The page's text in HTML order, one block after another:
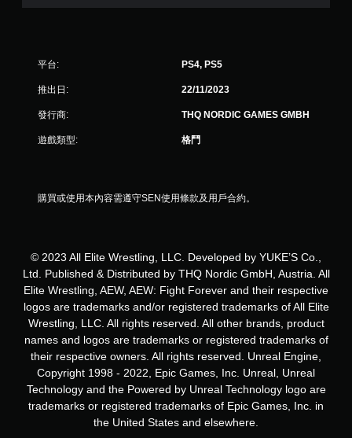
星
平台: PS4, PS5
推出日: 22/11/2023
發行商: THQ NORDIC GAMES GMBH
遊戲類型: 格鬥
購買或使用本內容需遵守SEN使用條款及用戶合約。
© 2023 All Elite Wrestling, LLC. Developed by YUKE’S Co.,
Ltd. Published & Distributed by THQ Nordic GmbH, Austria. All
Elite Wrestling, AEW, AEW: Fight Forever and their respective
logos are trademarks and/or registered trademarks of All Elite
Wrestling, LLC. All rights reserved. All other brands, product
names and logos are trademarks or registered trademarks of
their respective owners. All rights reserved. Unreal Engine,
Copyright 1998 - 2022, Epic Games, Inc. Unreal, Unreal
Technology and the Powered by Unreal Technology logo are
trademarks or registered trademarks of Epic Games, Inc. in
the United States and elsewhere.